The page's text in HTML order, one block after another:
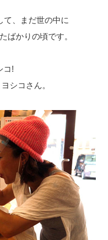
て、まだ世の中に
ばかりの頃です。
コ!
シコさん。